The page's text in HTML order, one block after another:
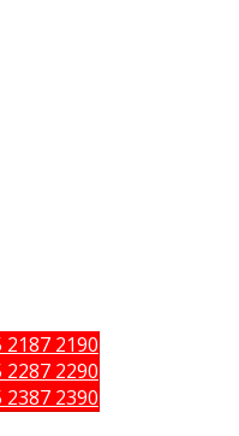
2190
2290
2390